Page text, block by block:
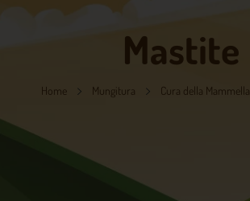
Mastite
Home Mungitura Cura della Mammella